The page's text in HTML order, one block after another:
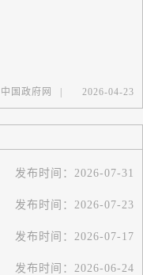
中国政府网 2026-04-23
发布时间： 2026-07-31
发布时间： 2026-07-23
发布时间： 2026-07-17
发布时间： 2026-06-24